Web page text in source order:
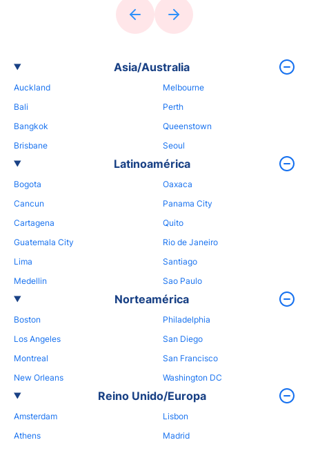
Asia/Australia
Auckland
Bali
Bangkok
Brisbane
Melbourne
Perth
Queenstown
Seoul
Latinoamérica
Bogota
Cancun
Cartagena
Guatemala City
Lima
Medellin
Oaxaca
Panama City
Quito
Rio de Janeiro
Santiago
Sao Paulo
Norteamérica
Boston
Los Angeles
Montreal
New Orleans
Philadelphia
San Diego
San Francisco
Washington DC
Reino Unido/Europa
Amsterdam
Athens
Lisbon
Madrid